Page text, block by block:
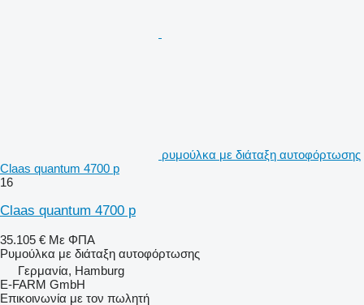
ρυμούλκα με διάταξη αυτοφόρτωσης
Claas quantum 4700 p
16
Claas quantum 4700 p
35.105 € Με ΦΠΑ
Ρυμούλκα με διάταξη αυτοφόρτωσης
Γερμανία, Hamburg
E-FARM GmbH
Επικοινωνία με τον πωλητή